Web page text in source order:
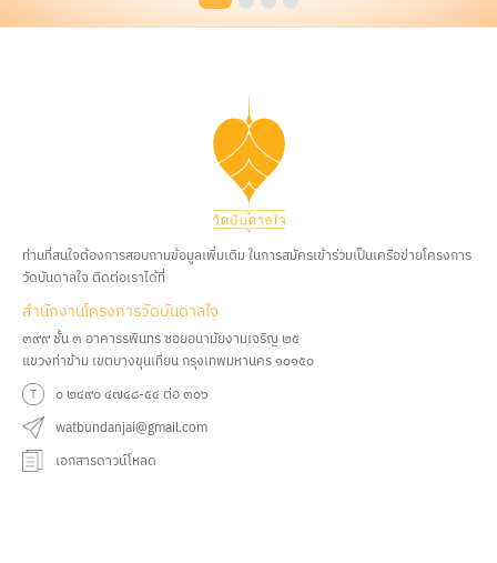
ท่านที่สนใจต้องการสอบถามข้อมูลเพิ่มเติม ในการสมัครเข้าร่วมเป็นเครือข่ายโครงการ
วัดบันดาลใจ ติดต่อเราได้ที่
สํานักงานโครงการวัดบันดาลใจ
๓๙๙ ชั้น ๓ อาคารรพินทร ซอยอนามัยงามเจริญ ๒๕
แขวงท่าข้าม เขตบางขุนเทียน กรุงเทพมหานคร ๑๐๑๕๐
๐ ๒๔๙๐ ๔๗๔๘-๕๔ ต่อ ๓๐๖
watbundanjai@gmail.com
เอกสารดาวน์โหลด